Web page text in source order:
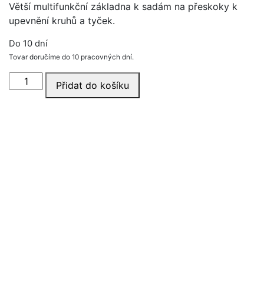
Větší multifunkční základna k sadám na přeskoky k
upevnění kruhů a tyček.
Do 10 dní
Tovar doručíme do 10 pracovných dní.
Základna
UNI
Přidat do košíku